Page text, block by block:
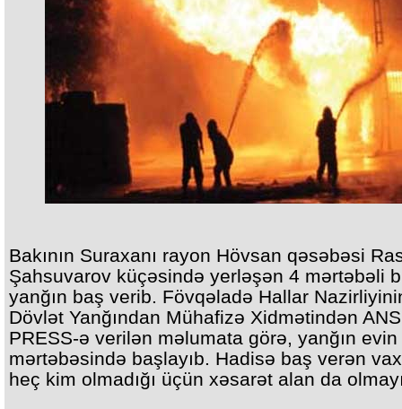
Bakının Suraxanı rayon Hövsan qəsəbəsi
Şahsuvarov küçəsində yerləşən 4 mərtəbəli
yanğın baş verib. Fövqəladə Hallar
Dövlət Yanğından Mühafizə Xidmətindən ANS
PRESS-ə verilən məlumata görə, yanğın
mərtəbəsində başlayıb. Hadisə baş verən
heç kim olmadığı üçün xəsarət alan da